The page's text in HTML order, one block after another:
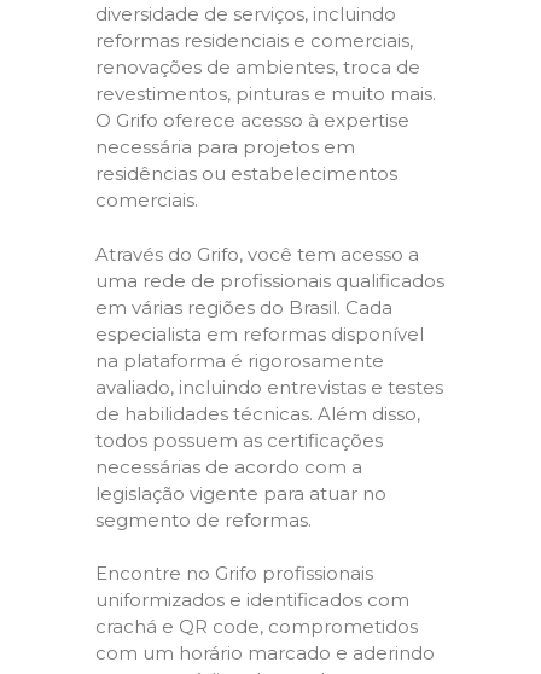
diversidade de serviços, incluindo
reformas residenciais e comerciais,
renovações de ambientes, troca de
revestimentos, pinturas e muito mais.
O Grifo oferece acesso à expertise
necessária para projetos em
residências ou estabelecimentos
comerciais.
Através do Grifo, você tem acesso a
uma rede de profissionais qualificados
em várias regiões do Brasil. Cada
especialista em reformas disponível
na plataforma é rigorosamente
avaliado, incluindo entrevistas e testes
de habilidades técnicas. Além disso,
todos possuem as certificações
necessárias de acordo com a
legislação vigente para atuar no
segmento de reformas.
Encontre no Grifo profissionais
uniformizados e identificados com
crachá e QR code, comprometidos
com um horário marcado e aderindo